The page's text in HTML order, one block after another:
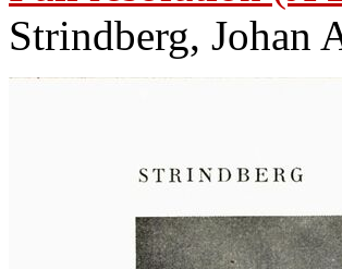
Strindberg, Johan